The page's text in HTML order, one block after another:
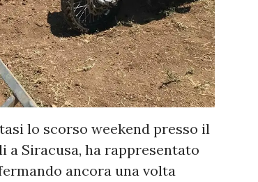
lo scorso weekend presso il
a Siracusa, ha rappresentato
ancora una volta